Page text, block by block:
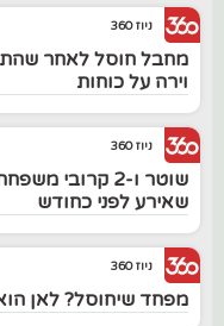
ניוז 360
מחבל חוסל לאחר
וירה על כוחות
ניוז 360
שוטר ו-2 קרובי
שאירע לפני כחודש
ניוז 360
מפחד שיחוסל? לאן